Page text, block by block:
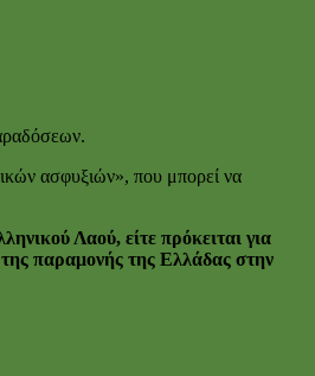
ασφυξιών», που μπορεί να
Λαού, είτε πρόκειται για
παραμονής της Ελλάδας στην